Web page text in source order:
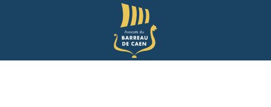
Panneau de gestion des cookies